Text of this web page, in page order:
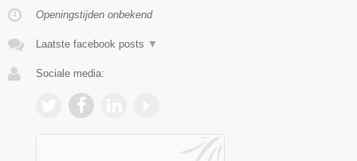
Openingstijden onbekend
Laatste facebook posts ▼
Sociale media: